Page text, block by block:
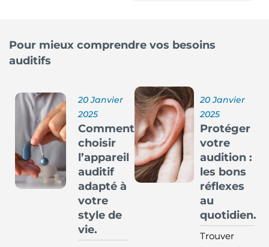
Pour mieux comprendre vos besoins
auditifs
20 Janvier
2025
Comment
choisir
l’appareil
auditif
adapté à
votre
style de
vie.
20 Janvier
2025
Protéger
votre
audition :
les bons
réflexes
au
quotidien.
Trouver